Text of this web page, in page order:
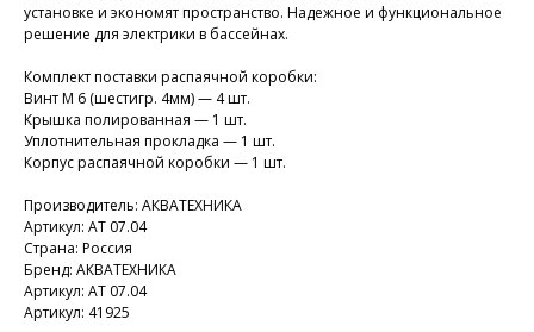
установке и экономят пространство. Надежное и функциональное
решение для электрики в бассейнах.
Комплект поставки распаячной коробки:
Винт М 6 (шестигр. 4мм) — 4 шт.
Крышка полированная — 1 шт.
Уплотнительная прокладка — 1 шт.
Корпус распаячной коробки — 1 шт.
Производитель: АКВАТЕХНИКА
Артикул: АТ 07.04
Страна: Россия
Бренд: АКВАТЕХНИКА
Артикул: АТ 07.04
Артикул: 41925